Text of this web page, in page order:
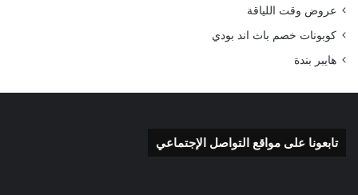
عروض وقت اللياقة
كوبونات خصم باث اند بودي
هايبر بندة
تابعونا على مواقع التواصل الإجتماعي